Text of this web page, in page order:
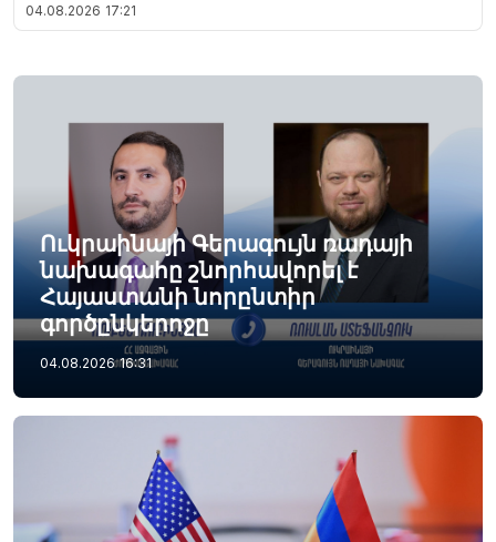
04.08.2026 17:21
Ուկրաինայի Գերագույն ռադայի
նախագահը շնորհավորել է
Հայաստանի նորընտիր
գործընկերոջը
04.08.2026 16:31